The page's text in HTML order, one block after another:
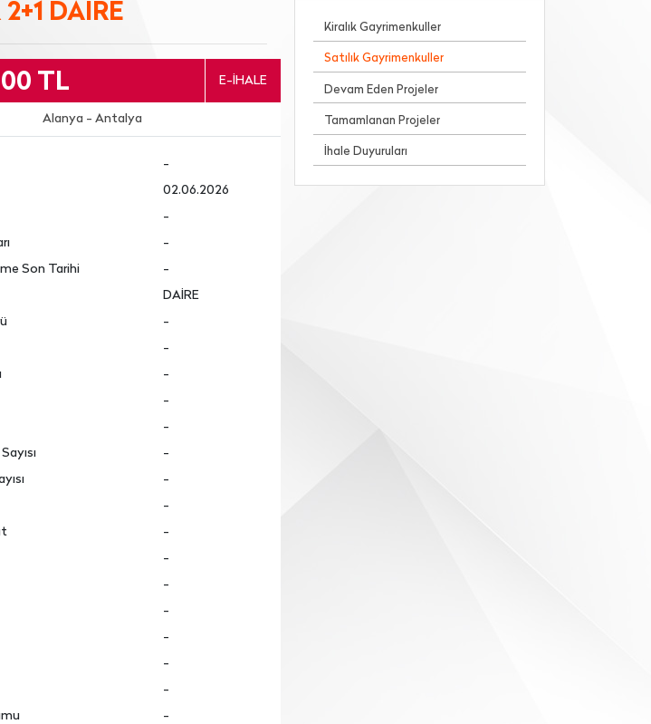
DAİRE
TL E-İHALE
Alanya - Antalya
-
02.06.2026
-
-
Son Tarihi
-
DAİRE
-
-
-
-
-
-
-
-
-
-
-
-
-
-
-
-
Kiralık Gayrimenkuller
Satılık Gayrimenkuller
Devam Eden Projeler
Tamamlanan Projeler
İhale Duyuruları